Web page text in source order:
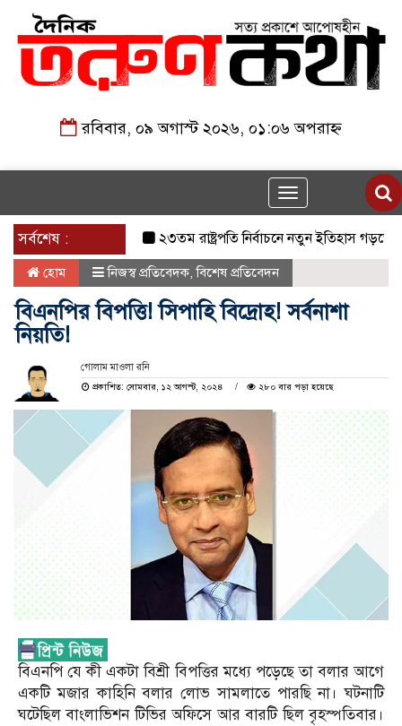
রবিবার, ০৯ অগাস্ট ২০২৬, ০১:০৬ অপরাহ্ন
Toggle
navigation
সর্বশেষ :
২৩তম রাষ্ট্রপতি নির্বাচনে নতুন ইতিহাস গড়তে যাচ্ছে
হোম নিজস্ব প্রতিবেদক,বিশেষ প্রতিবেদন
বিএনপির বিপত্তি! সিপাহি বিদ্রোহ! সর্বনাশা
নিয়তি!
গোলাম মাওলা রনি
প্রকাশিত: সোমবার, ১২ আগস্ট, ২০২৪
২৮০ বার পড়া হয়েছে
বিএনপি যে কী একটা বিশ্রী বিপত্তির মধ্যে পড়েছে তা বলার আগে
একটি মজার কাহিনি বলার লোভ সামলাতে পারছি না। ঘটনাটি
ঘটেছিল বাংলাভিশন টিভির অফিসে আর বারটি ছিল বৃহস্পতিবার।